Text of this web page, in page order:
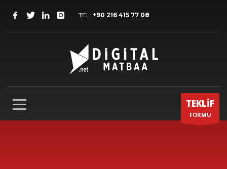
TEL: +90 216 415 77 08
TEKLİF
FORMU